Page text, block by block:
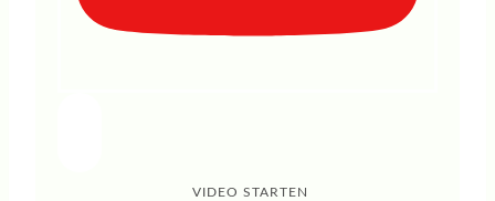
VIDEO STARTEN